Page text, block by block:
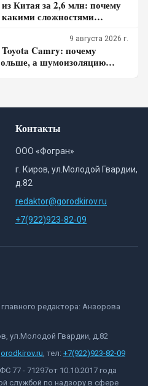
Китая за 2,6 млн: почему
сложностями
9 августа 2026 г.
Camry: почему
а шумоизоляцию
Контакты
ООО «Фогран»
г. Киров, ул.Молодой Гвардии,
д.82
redaktor@gorodkirov.ru
+7(922)923-82-09
редактора: Анзорова
ул.Молодой Гвардии, д.82
, тел: +7(922)923-82-09
77 - 71297от 10.10.2017 года
службой по надзору в сфере